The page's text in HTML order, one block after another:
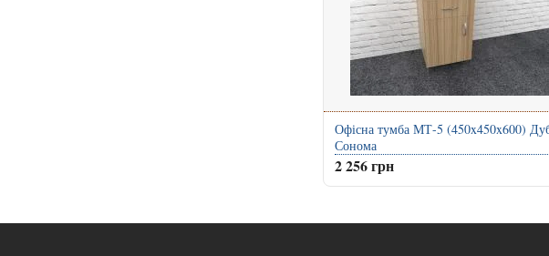
Офісна тумба МТ-5 (450x450x600)
Сонома
2 256 грн